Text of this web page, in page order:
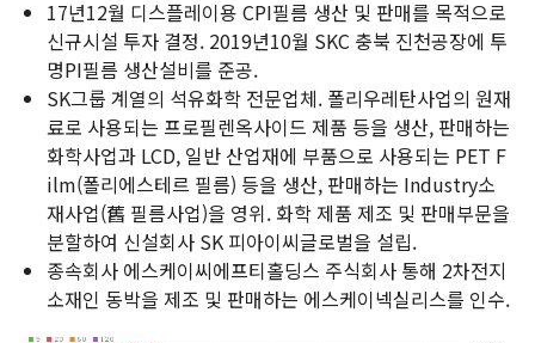
17년12월 디스플레이용 CPI필름 생산 및 판매를 목적으로
신규시설 투자 결정. 2019년10월 SKC 충북 진천공장에 투
명PI필름 생산설비를 준공.
SK그룹 계열의 석유화학 전문업체. 폴리우레탄사업의 원재
료로 사용되는 프로필렌옥사이드 제품 등을 생산, 판매하는
화학사업과 LCD, 일반 산업재에 부품으로 사용되는 PET F
ilm(폴리에스테르 필름) 등을 생산, 판매하는 Industry소
재사업(舊 필름사업)을 영위. 화학 제품 제조 및 판매부문을
분할하여 신설회사 SK 피아이씨글로벌을 설립.
종속회사 에스케이씨에프티홀딩스 주식회사 통해 2차전지
소재인 동박을 제조 및 판매하는 에스케이넥실리스를 인수.